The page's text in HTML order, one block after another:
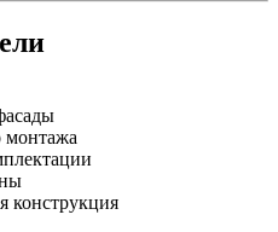
монтажа
конструкция